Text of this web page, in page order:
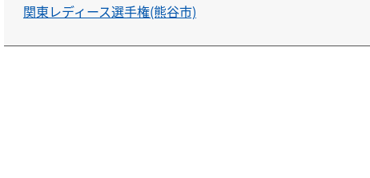
関東レディース選手権(熊谷市)